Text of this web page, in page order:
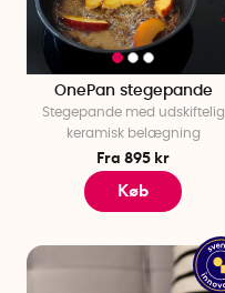
OnePan stegepande
Stegepande med udskiftelig
keramisk belægning
Fra 895 kr
Køb